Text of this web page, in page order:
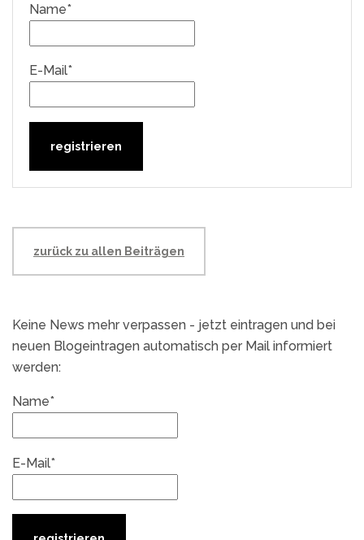
Name*
E-Mail*
zurück zu allen Beiträgen
Keine News mehr verpassen - jetzt eintragen und bei
neuen Blogeintragen automatisch per Mail informiert
werden:
Name*
E-Mail*